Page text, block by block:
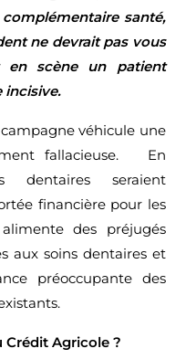
santé,
ne devrait pas vous
scène un patient
incisive.
véhicule une
fallacieuse. En
seraient
financière pour les
des préjugés
aux soins dentaires et
préoccupante des
Agricole ?